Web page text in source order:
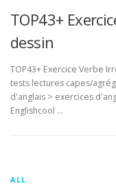
TOP43+
dessin
TOP43+ Exercice Verbe
tests lectures capes/
d'anglais > exercices
Englishcool …
ALL